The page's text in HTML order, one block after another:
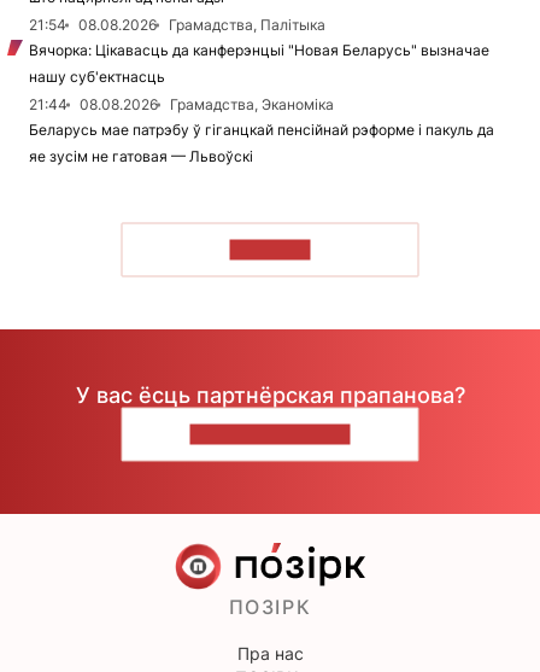
21:54
08.08.2026
Грамадства, Палітыка
Вячорка: Цікавасць да канферэнцыі "Новая Беларусь" вызначае
нашу суб'ектнасць
21:44
08.08.2026
Грамадства, Эканоміка
Беларусь мае патрэбу ў гіганцкай пенсійнай рэформе і пакуль да
яе зусім не гатовая — Львоўскі
У вас ёсць партнёрская прапанова?
ПОЗІРК
Пра нас